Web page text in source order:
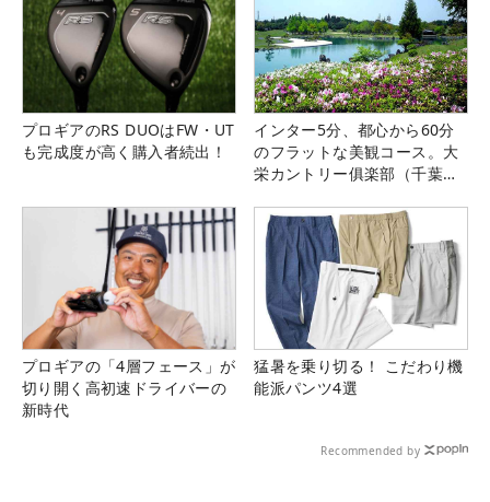
プロギアのRS DUOはFW・UT
も完成度が高く購入者続出！
インター5分、都心から60分
のフラットな美観コース。大
栄カントリー俱楽部（千葉
プロギアの「4層フェース」が
切り開く高初速ドライバーの
新時代
猛暑を乗り切る！ こだわり機
能派パンツ4選
Recommended by